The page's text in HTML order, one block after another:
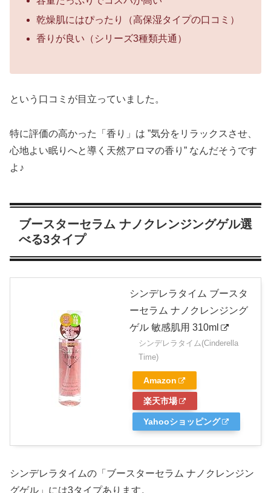
乾燥肌にはぴったり（高保湿タイプの口コミ）
香りが良い（シリーズ3種類共通）
という口コミが目立っていました。
特に評価の高かった「香り」は ”気分をリラックスさせ、
心地よい眠りへと導く天然アロマの香り” なんだそうです
よ♪
ブースターセラム ナノクレンジングゲル選
べる3タイプ
シンデレラタイム ブースタ
ーセラム ナノクレンジング
ゲル 敏感肌用 310ml
シンデレラタイム(Cinderella
Time)
Amazon
楽天市場
Yahooショッピング
シンデレラタイムの「ブースターセラム ナノクレンジン
グゲル」には3タイプあります。